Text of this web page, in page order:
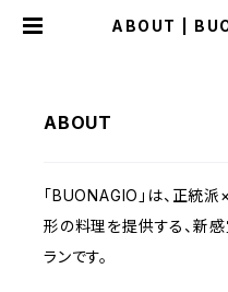
ABOUT |
ABOUT
「BUONAGIO」は、正統
形の料理を提供する、新
ランです。